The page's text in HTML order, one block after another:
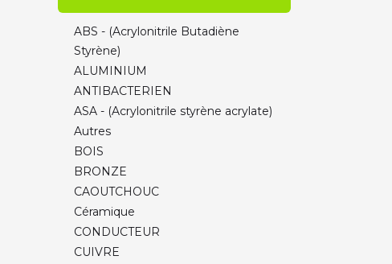
PETG/PCTG ULTRA Volumic
NYLON ULTRA Volumic
ABS ULTRA Volumic
FLEX ULTRA Volumic
CHARGES & Spéciaux ULTRA Volumic
PLA FormFutura
PETG FormFutura (HDGlass)
FLEXIBLE TPU Recreus
ECO-RESPONSABLES
BOIS / PIERRE
CHARGES & Spéciaux
SOLUBLE & FUSIBLE
Ultra-technique
ABS - (Acrylonitrile Butadiène
Styrène)
ALUMINIUM
ANTIBACTERIEN
ASA - (Acrylonitrile styrène acrylate)
Autres
BOIS
BRONZE
CAOUTCHOUC
Céramique
CONDUCTEUR
CUIVRE